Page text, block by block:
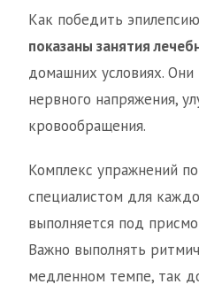
Как победить
показаны занятия
домашних условиях. Они
нервного напряжения,
кровообращения.
Комплекс упражнений
специалистом для
выполняется под
Важно выполнять
медленном темпе, так